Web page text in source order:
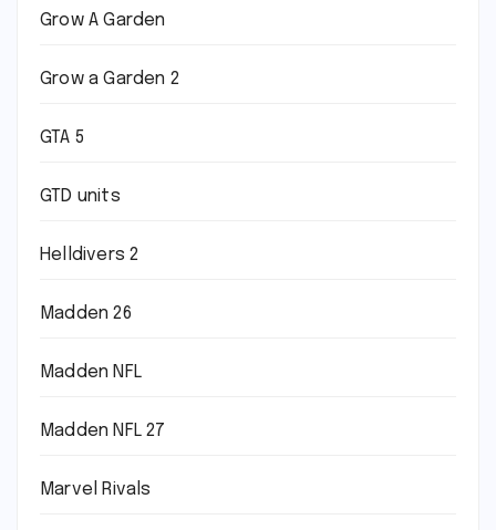
Grow A Garden
Grow a Garden 2
GTA 5
GTD units
Helldivers 2
Madden 26
Madden NFL
Madden NFL 27
Marvel Rivals